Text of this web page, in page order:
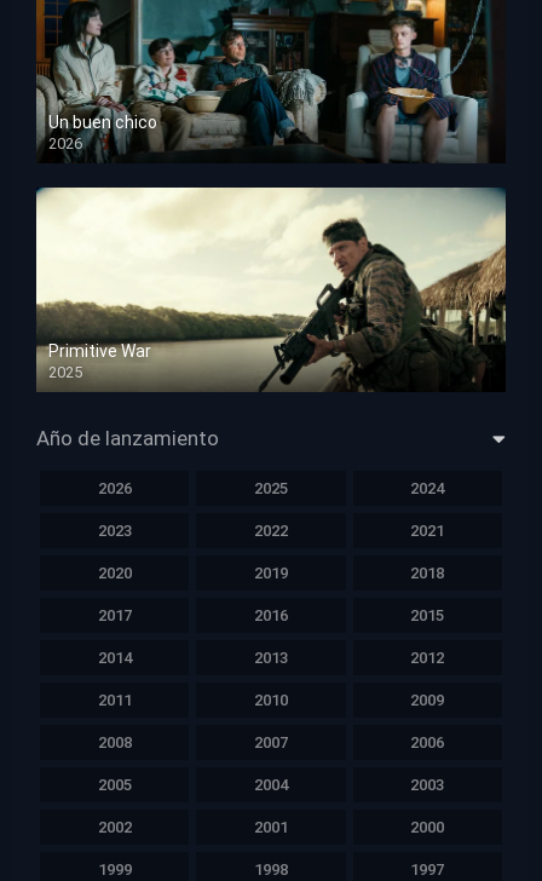
Un buen chico
2026
HD 1080p
Primitive War
2025
HD 1080p
Año de lanzamiento
2026 2025 2024
2023 2022 2021
2020 2019 2018
2017 2016 2015
2014 2013 2012
2011 2010 2009
2008 2007 2006
2005 2004 2003
2002 2001 2000
1999 1998 1997